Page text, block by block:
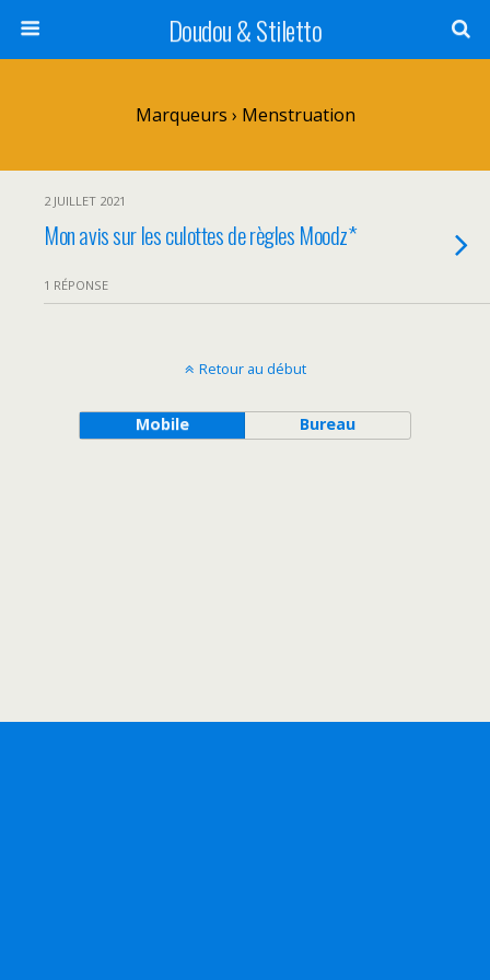
Doudou & Stiletto
Marqueurs › Menstruation
2 JUILLET 2021
Mon avis sur les culottes de règles Moodz*
1 RÉPONSE
Retour au début
Mobile Bureau